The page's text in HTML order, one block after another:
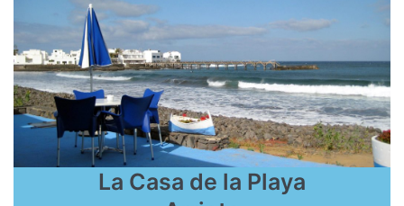
La Casa de la Playa